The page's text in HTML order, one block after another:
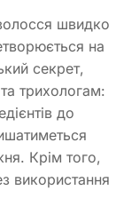
швидко
на
секрет,
трихологам:
до
Крім того,
використання